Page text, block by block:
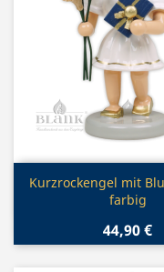

Kurzrockengel mit
farbig
44,90 €